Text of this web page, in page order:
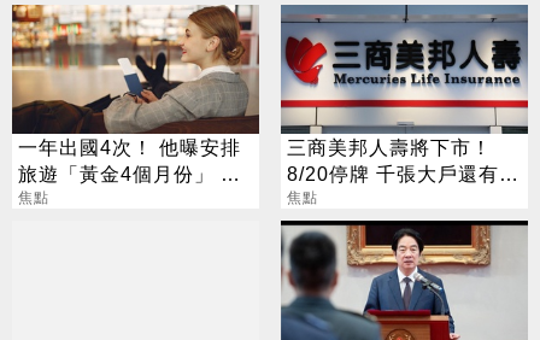
一年出國4次！ 他曝安排
旅遊「黃金4個月份」 卡
對整年活在期待中
焦點
三商美邦人壽將下市！
8/20停牌 千張大戶還有
252人
焦點